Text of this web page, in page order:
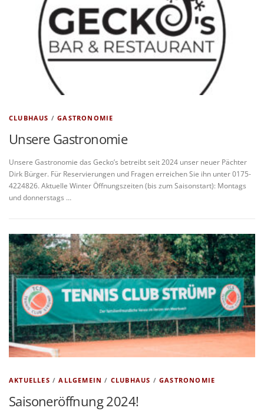
CLUBHAUS /GASTRONOMIE
Unsere Gastronomie
Unsere Gastronomie das Gecko’s betreibt seit 2024 unser neuer Pächter
Dirk Bürger. Für Reservierungen und Fragen erreichen Sie ihn unter 0175-
4224826. Aktuelle Winter Öffnungszeiten (bis zum Saisonstart): Montags
und donnerstags …
AKTUELLES /ALLGEMEIN / CLUBHAUS /GASTRONOMIE
Saisoneröffnung 2024!